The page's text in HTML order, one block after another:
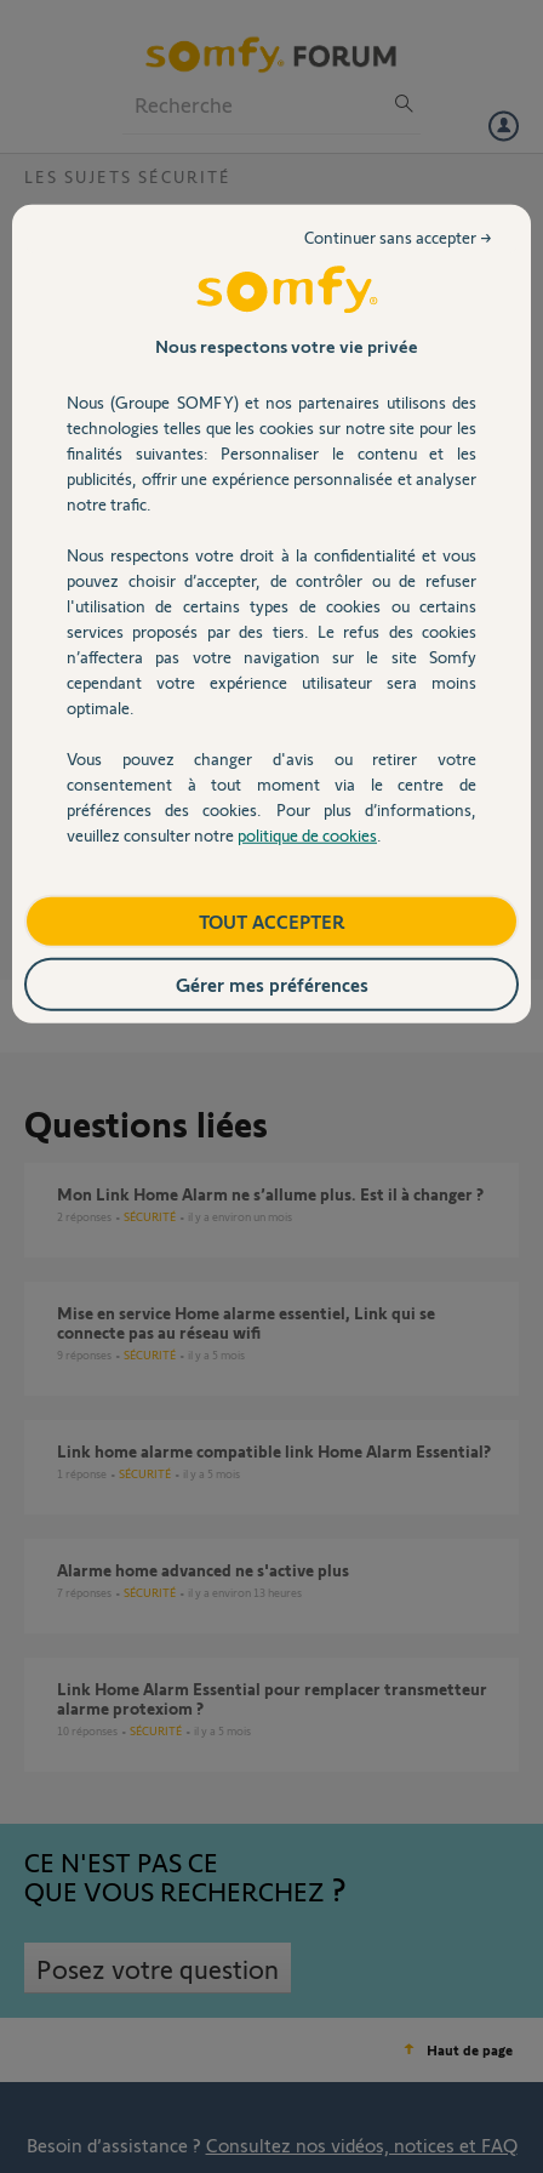
Volet
Sécurité
Domotique
Chauffage
Autres produits
Devis avec un pro
Contact
LES SUJETS SÉCURITÉ
changement de link home alarm
link pour un link advanced. En tant que client de Somfy est-ce qu'une
possible.
merci d'avance
Merci,
il y a presque 2 ans
Réponses
Je vous invite à vous adresser directement au service commercial de
Somfy à cette adresse mail : somfy.boutique@somfy.com
Bonne journée,
Questions liées
Mon Link Home Alarm ne s’allume plus. Est il à changer ?
2 réponses SÉCURITÉ il y a environ un mois
Mise en service Home alarme essentiel, Link qui se
connecte pas au réseau wifi
9 réponses SÉCURITÉ il y a 5 mois
link home alarme compatible link Home Alarm Essential?
1 réponse SÉCURITÉ il y a 5 mois
Alarme home advanced ne s'active plus
7 réponses SÉCURITÉ il y a environ 13 heures
Link Home Alarm Essential pour remplacer transmetteur
alarme protexiom ?
10 réponses SÉCURITÉ il y a 5 mois
CE N'EST PAS CE
QUE VOUS RECHERCHEZ
Posez votre question
Haut de page
Besoin d’assistance ? Consultez nos vidéos, notices et FAQ
Nous respectons votre vie privée
Nous (Groupe SOMFY) et nos partenaires utilisons des
technologies telles que les cookies sur notre site pour les
finalités suivantes: Personnaliser le contenu et les
publicités, offrir une expérience personnalisée et analyser
notre trafic.
Nous respectons votre droit à la confidentialité et vous
pouvez choisir d’accepter, de contrôler ou de refuser
l'utilisation de certains types de cookies ou certains
services proposés par des tiers. Le refus des cookies
n’affectera pas votre navigation sur le site Somfy
cependant votre expérience utilisateur sera moins
optimale.
Vous pouvez changer d'avis ou retirer votre
consentement à tout moment via le centre de
préférences des cookies. Pour plus d’informations,
veuillez consulter notre politique de cookies
Continuer sans accepter →
TOUT ACCEPTER
Gérer mes préférences